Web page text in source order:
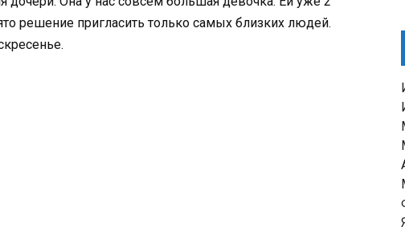
решение пригласить только самых близких людей.